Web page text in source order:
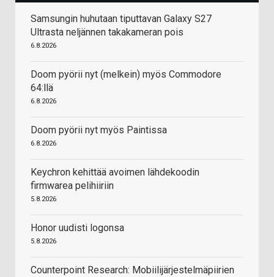
Samsungin huhutaan tiputtavan Galaxy S27
Ultrasta neljännen takakameran pois
6.8.2026
Doom pyörii nyt (melkein) myös Commodore
64:llä
6.8.2026
Doom pyörii nyt myös Paintissa
6.8.2026
Keychron kehittää avoimen lähdekoodin
firmwarea pelihiiriin
5.8.2026
Honor uudisti logonsa
5.8.2026
Counterpoint Research: Mobiilijärjestelmäpiirien